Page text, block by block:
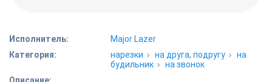
Исполнитель:
Major Lazer
Категория:
нарезки ›на друга, подругу ›на
будильник ›на звонок